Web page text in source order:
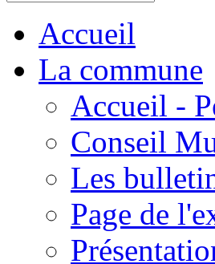
Accueil
La commune
Accueil -
Conseil
Les
Page de